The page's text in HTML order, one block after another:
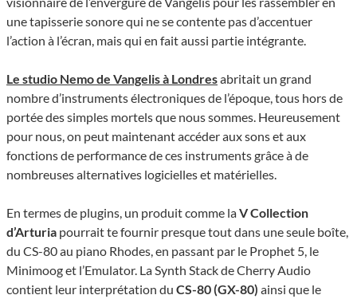
une tapisserie sonore qui ne se contente pas d’accentuer
l’action à l’écran, mais qui en fait aussi partie intégrante.
Le studio Nemo de Vangelis à Londresabritait un grand
nombre d’instruments électroniques de l’époque, tous hors de
portée des simples mortels que nous sommes. Heureusement
pour nous, on peut maintenant accéder aux sons et aux
fonctions de performance de ces instruments grâce à de
nombreuses alternatives logicielles et matérielles.
En termes de plugins, un produit comme laV Collection
d’Arturia pourrait te fournir presque tout dans une seule boîte,
du CS-80 au piano Rhodes, en passant par le Prophet 5, le
Minimoog et l’Emulator. La Synth Stack de Cherry Audio
contient leur interprétation du CS-80 (GX-80) ainsi que le